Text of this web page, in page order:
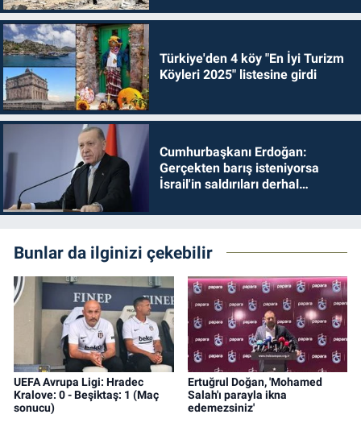
Türkiye'den 4 köy "En İyi Turizm
Köyleri 2025" listesine girdi
Cumhurbaşkanı Erdoğan:
Gerçekten barış isteniyorsa
İsrail'in saldırıları derhal
Bunlar da ilginizi çekebilir
UEFA Avrupa Ligi: Hradec
Kralove: 0 - Beşiktaş: 1 (Maç
sonucu)
Ertuğrul Doğan, 'Mohamed
Salah'ı parayla ikna
edemezsiniz'